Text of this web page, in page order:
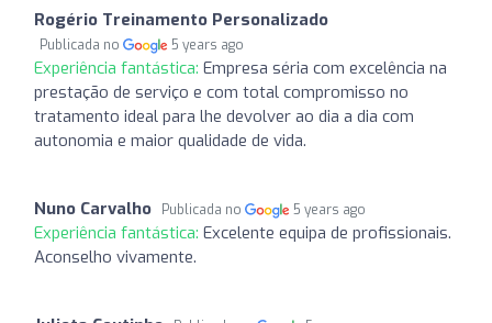
Rogério Treinamento Personalizado
Publicada no 5 years ago
Experiência fantástica: Empresa séria com excelência na
prestação de serviço e com total compromisso no
tratamento ideal para lhe devolver ao dia a dia com
autonomia e maior qualidade de vida.
Nuno Carvalho Publicada no 5 years ago
Experiência fantástica: Excelente equipa de profissionais.
Aconselho vivamente.